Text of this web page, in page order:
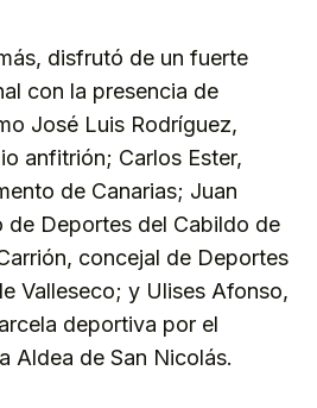
disfrutó de un fuerte
con la presencia de
José Luis Rodríguez,
anfitrión; Carlos Ester,
de Canarias; Juan
de Deportes del Cabildo de
concejal de Deportes
Valleseco; y Ulises Afonso,
deportiva por el
Aldea de San Nicolás.